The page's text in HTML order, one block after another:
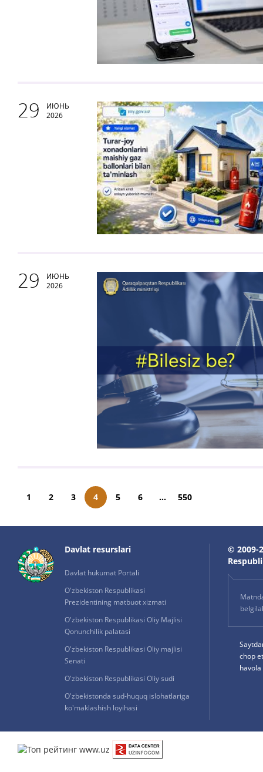
29
ИЮНЬ
2026
29
ИЮНЬ
2026
1 2 3 4 5 6 ... 550
Davlat resurslari
Davlat hukumat Portali
O'zbekiston Respublikasi
Prezidentining matbuot xizmati
O'zbekiston Respublikasi Oliy Majlisi
Qonunchilik palatasi
O'zbekiston Respublikasi Oliy majlisi
Senati
O'zbekiston Respublikasi Oliy sudi
O'zbekistonda sud-huquq islohatlariga
ko'maklashish loyihasi
© 2009-
chop